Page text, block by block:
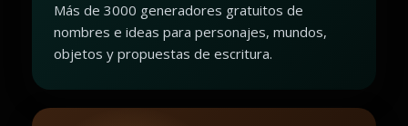
Más de 3000 generadores gratuitos de
nombres e ideas para personajes, mundos,
objetos y propuestas de escritura.